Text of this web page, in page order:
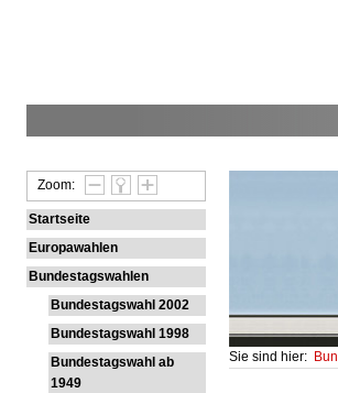
Zoom:
Startseite
Europawahlen
Bundestagswahlen
Bundestagswahl 2002
Bundestagswahl 1998
Bundestagswahl ab
1949
Sie sind hier: